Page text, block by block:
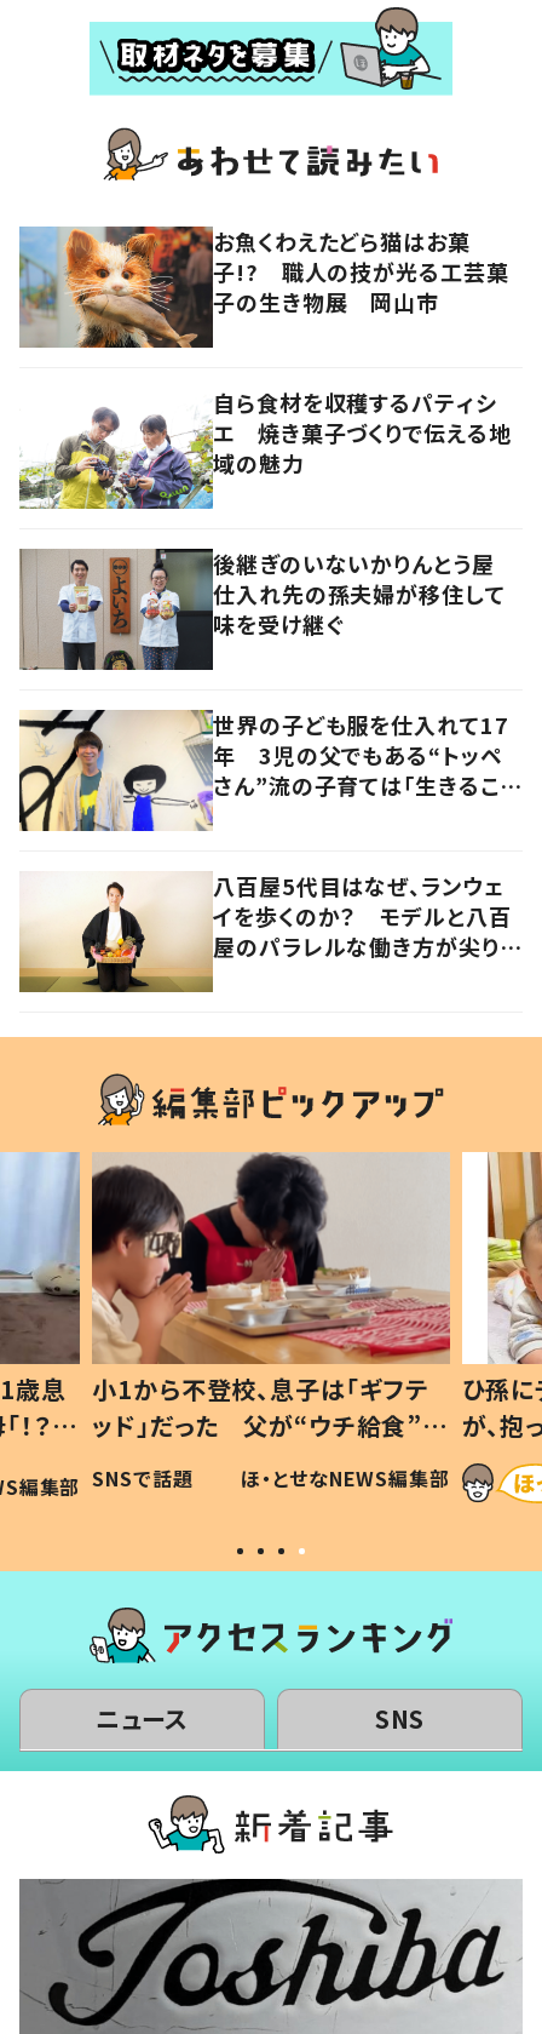
お魚くわえたどら猫はお菓
子!? 職人の技が光る工芸菓
子の生き物展 岡山市
自ら食材を収穫するパティシ
エ 焼き菓子づくりで伝える地
域の魅力
後継ぎのいないかりんとう屋
仕入れ先の孫夫婦が移住して
味を受け継ぐ
世界の子ども服を仕入れて17
年 3児の父でもある“トッペ
さん”流の子育ては「生きること
八百屋5代目はなぜ、ランウェ
イを歩くのか？ モデルと八百
屋のパラレルな働き方が尖り続
歳息
？」
編集部
小1から不登校、息子は「ギフテ
ッド」だった 父が“ウチ給食”を
作り続ける理由とは #令和の親
#令和の子
SNSで話題 ほ・とせなNEWS編集部
ひ孫
が、
「涙が
い」
ニュース SNS